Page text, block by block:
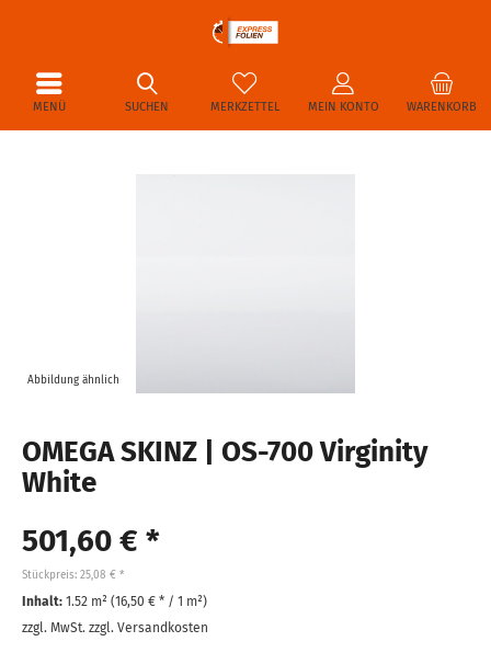
MENÜ WARENKORB
MERKZETTEL MEIN KONTO
SUCHEN
Abbildung ähnlich
OMEGA SKINZ | OS-700 Virginity
White
501,60 € *
Stückpreis: 25,08 € *
Inhalt: 1.52 m² (16,50 € * / 1 m²)
zzgl. MwSt. zzgl. Versandkosten